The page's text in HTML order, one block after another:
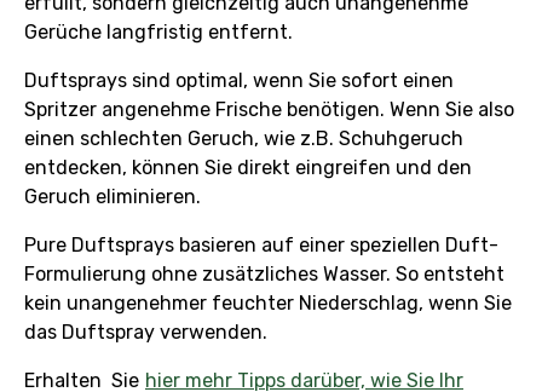
Gerüche langfristig entfernt.
Duftsprays sind optimal, wenn Sie sofort einen
Spritzer angenehme Frische benötigen. Wenn Sie also
einen schlechten Geruch, wie z.B. Schuhgeruch
entdecken, können Sie direkt eingreifen und den
Geruch eliminieren.
Pure Duftsprays basieren auf einer speziellen Duft-
Formulierung ohne zusätzliches Wasser. So entsteht
kein unangenehmer feuchter Niederschlag, wenn Sie
das Duftspray verwenden.
Erhalten Sie hier mehr Tipps darüber, wie Sie Ihr